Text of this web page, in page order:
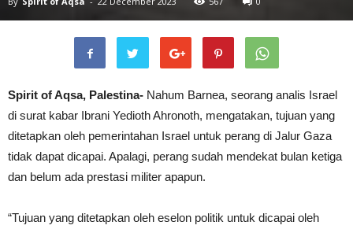
Spirit of Aqsa, Palestina- Nahum Barnea, seorang analis Israel
di surat kabar Ibrani Yedioth Ahronoth, mengatakan, tujuan yang
ditetapkan oleh pemerintahan Israel untuk perang di Jalur Gaza
tidak dapat dicapai. Apalagi, perang sudah mendekat bulan ketiga
dan belum ada prestasi militer apapun.
“Tujuan yang ditetapkan oleh eselon politik untuk dicapai oleh